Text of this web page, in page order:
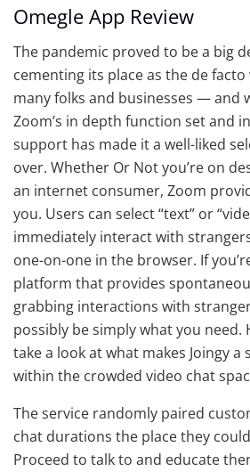
Omegle App Review
The pandemic proved to be a big
cementing its place as the de
many folks and businesses — and
Zoom’s in depth function set and
support has made it a well-liked
over. Whether Or Not you’re on
an internet consumer, Zoom
you. Users can select “text” or
immediately interact with
one-on-one in the browser. If
platform that provides
grabbing interactions with
possibly be simply what you need.
take a look at what makes Joingy
within the crowded video chat
The service randomly paired
chat durations the place they
Proceed to talk to and educate